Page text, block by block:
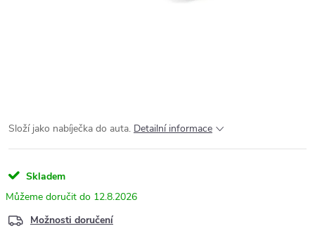
Složí jako nabíječka do auta. Detailní informace
Skladem
12.8.2026
Možnosti doručení